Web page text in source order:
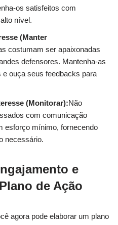
os satisfeitos com
nível.
(Manter
costumam ser apaixonadas
defensores. Mantenha-as
e ouça seus feedbacks para
(Monitorar):Não
com comunicação
esforço mínimo, fornecendo
necessário.
e
de Ação
agora pode elaborar um plano